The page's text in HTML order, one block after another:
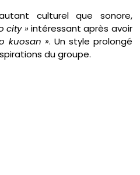
culturel que sonore,
city »intéressant après avoir
kuosan ». Un style prolongé
du groupe.